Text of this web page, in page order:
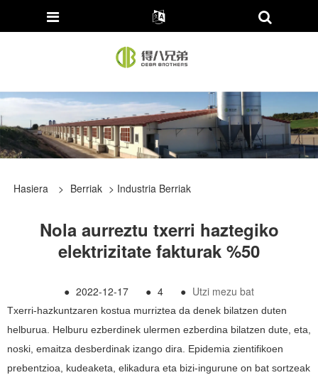
Hasiera > Berriak > Industria Berriak
Nola aurreztu txerri haztegiko
elektrizitate fakturak %50
● 2022-12-17 ● 4 ● Utzi mezu bat
Txerri-hazkuntzaren kostua murriztea da denek bilatzen duten
helburua. Helburu ezberdinek ulermen ezberdina bilatzen dute, eta,
noski, emaitza desberdinak izango dira. Epidemia zientifikoen
prebentzioa, kudeaketa, elikadura eta bizi-ingurune on bat sortzeak